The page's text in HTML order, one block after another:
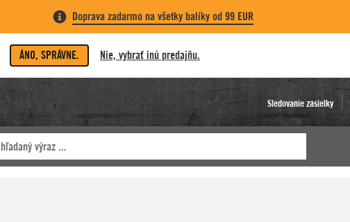
Doprava zadarmo na všetky balíky od 99 EUR
ÁNO, SPRÁVNE. Nie, vybrať inú predajňu.
Sledovanie zásielky